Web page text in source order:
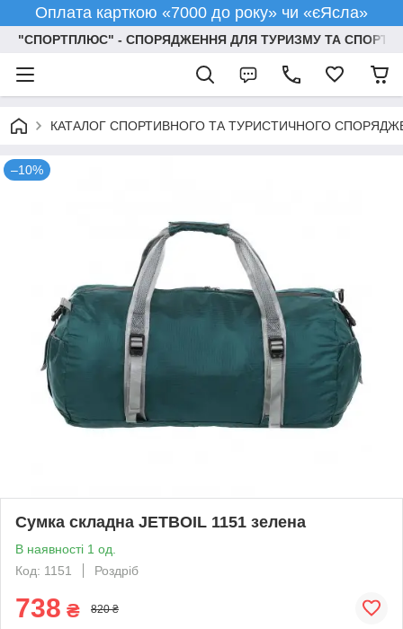
Оплата карткою «7000 до року» чи «єЯсла»
"СПОРТПЛЮС" - СПОРЯДЖЕННЯ ДЛЯ ТУРИЗМУ ТА СПОРТУ
КАТАЛОГ СПОРТИВНОГО ТА ТУРИСТИЧНОГО
–10%
Сумка складна JETBOIL 1151 зелена
В наявності 1 од.
Код: 1151
Роздріб
738 ₴ 820 ₴